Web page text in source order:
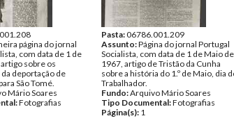
página do jornal
com data de 1 de
sobre os
deportação de
São Tomé.
Mário Soares
Fotografias
Pasta:06786.001.209
Assunto:Página do jornal Portugal
Socialista, com data de 1 de Maio de
1967, artigo de Tristão da Cunha
sobre a história do 1.º de Maio, dia
Trabalhador.
Fundo:Arquivo Mário Soares
Tipo Documental:Fotografias
Página(s): 1